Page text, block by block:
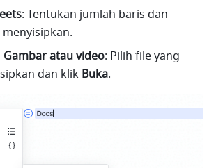
: Tentukan jumlah baris dan
Gambar atau video: Pilih file yang
dan klik Buka.